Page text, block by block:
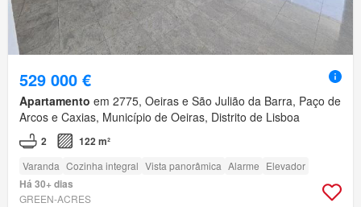
529 000 €
Apartamento em 2775, Oeiras e São Julião da Barra, Paço de
Arcos e Caxias, Município de Oeiras, Distrito de Lisboa
2 122 m²
Varanda Cozinha integral Vista panorâmica Alarme Elevador
Há 30+ dias
GREEN-ACRES